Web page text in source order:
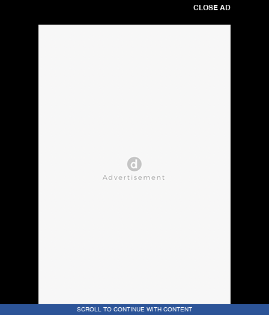
CLOSE AD
SCROLL TO CONTINUE WITH CONTENT